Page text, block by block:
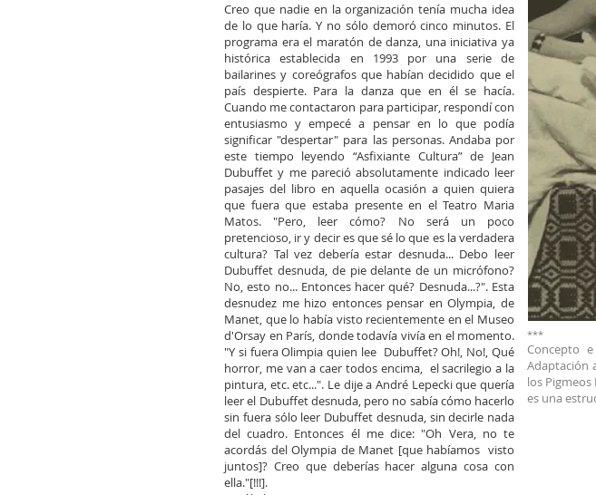
Creo que nadie en la organización tenía mucha idea
de lo que haría. Y no sólo demoró cinco minutos. El
programa era el maratón de danza, una iniciativa ya
histórica establecida en 1993 por una serie de
bailarines y coreógrafos que habían decidido que el
país despierte. Para la danza que en él se hacía.
Cuando me contactaron para participar, respondí con
entusiasmo y empecé a pensar en lo que podía
significar "despertar" para las personas. Andaba por
este tiempo leyendo “Asfixiante Cultura” de Jean
Dubuffet y me pareció absolutamente indicado leer
pasajes del libro en aquella ocasión a quien quiera
que fuera que estaba presente en el Teatro Maria
Matos. "Pero, leer cómo? No será un poco
pretencioso, ir y decir es que sé lo que es la verdadera
cultura? Tal vez debería estar desnuda... Debo leer
Dubuffet desnuda, de pie delante de un micrófono?
No, esto no... Entonces hacer qué? Desnuda...?". Esta
desnudez me hizo entonces pensar en Olympia, de
Manet, que lo había visto recientemente en el Museo
d'Orsay en París, donde todavía vivía en el momento.
"Y si fuera Olimpia quien lee Dubuffet? Oh!, No!, Qué
horror, me van a caer todos encima, el sacrilegio a la
pintura, etc. etc...". Le dije a André Lepecki que quería
leer el Dubuffet desnuda, pero no sabía cómo hacerlo
sin fuera sólo leer Dubuffet desnuda, sin decirle nada
del cuadro. Entonces él me dice: "Oh Vera, no te
acordás del Olympia de Manet [que habíamos visto
juntos]? Creo que deberías hacer alguna cosa con
ella."[!!!].
***​
Concepto
Adaptación
los
es una